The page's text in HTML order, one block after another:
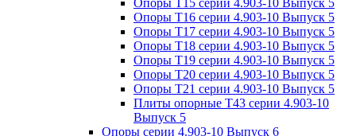
Опоры Т15 серии 4.903-10 Выпуск 5
Опоры Т16 серии 4.903-10 Выпуск 5
Опоры Т17 серии 4.903-10 Выпуск 5
Опоры Т18 серии 4.903-10 Выпуск 5
Опоры Т19 серии 4.903-10 Выпуск 5
Опоры Т20 серии 4.903-10 Выпуск 5
Опоры Т21 серии 4.903-10 Выпуск 5
Плиты опорные Т43 серии 4.903-10
Выпуск 5
Опоры серии 4.903-10 Выпуск 6